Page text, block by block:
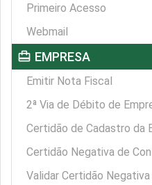
Primeiro Acesso
Webmail
card_travel EMPRESA
Emitir Nota Fiscal
2ª Via de Débito de
Certidão de Cadastro da
Certidão Negativa de
Validar Certidão